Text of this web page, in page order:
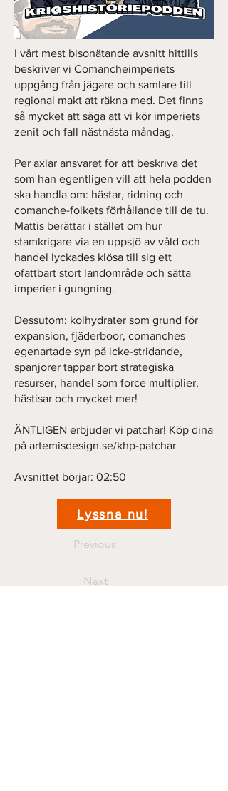
I vårt mest bisonätande avsnitt hittills
beskriver vi Comancheimperiets
uppgång från jägare och samlare till
regional makt att räkna med. Det finns
så mycket att säga att vi kör imperiets
zenit och fall nästnästa måndag.
Per axlar ansvaret för att beskriva det
som han egentligen vill att hela podden
ska handla om: hästar, ridning och
comanche-folkets förhållande till de tu.
Mattis berättar i stället om hur
stamkrigare via en uppsjö av våld och
handel lyckades klösa till sig ett
ofattbart stort landområde och sätta
imperier i gungning.
Dessutom: kolhydrater som grund för
expansion, fjäderboor, comanches
egenartade syn på icke-stridande,
spanjorer tappar bort strategiska
resurser, handel som force multiplier,
hästisar och mycket mer!
ÄNTLIGEN erbjuder vi patchar! Köp dina
på artemisdesign.se/khp-patchar
Avsnittet börjar: 02:50
Lyssna nu!
Previous
Next